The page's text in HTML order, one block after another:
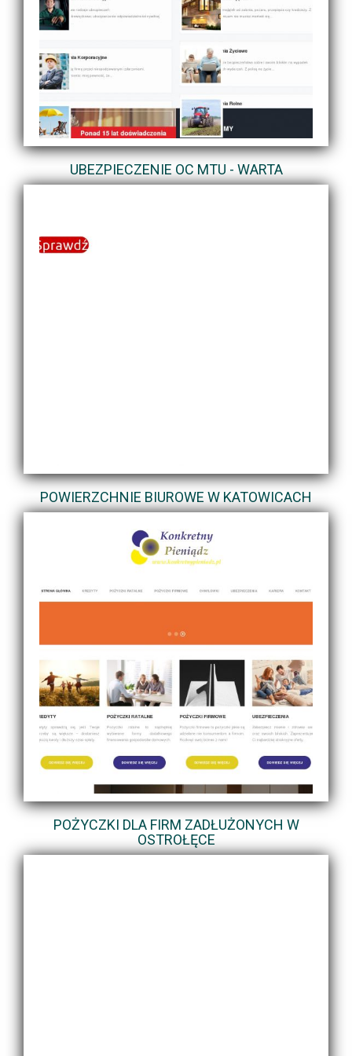
UBEZPIECZENIE OC MTU - WARTA
POWIERZCHNIE BIUROWE W KATOWICACH
POŻYCZKI DLA FIRM ZADŁUŻONYCH W
OSTROŁĘCE